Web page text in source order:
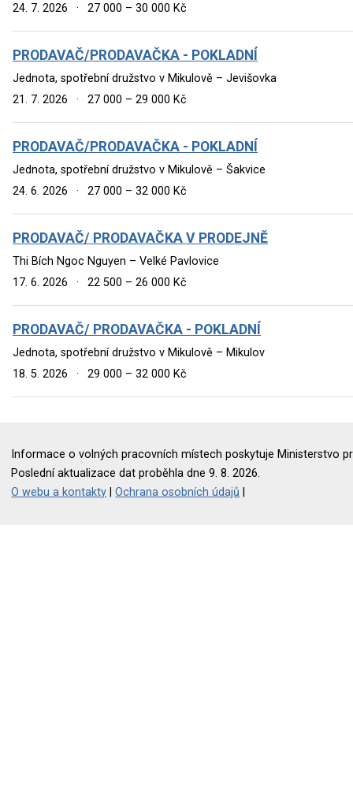
24. 7. 2026
· 27 000 – 30 000 Kč
PRODAVAČ/PRODAVAČKA - POKLADNÍ
Jednota, spotřební družstvo v Mikulově – Jevišovka
21. 7. 2026
· 27 000 – 29 000 Kč
PRODAVAČ/PRODAVAČKA - POKLADNÍ
Jednota, spotřební družstvo v Mikulově – Šakvice
24. 6. 2026
· 27 000 – 32 000 Kč
PRODAVAČ/ PRODAVAČKA V PRODEJNĚ
Thi Bích Ngoc Nguyen – Velké Pavlovice
17. 6. 2026
· 22 500 – 26 000 Kč
PRODAVAČ/ PRODAVAČKA - POKLADNÍ
Jednota, spotřební družstvo v Mikulově – Mikulov
18. 5. 2026
· 29 000 – 32 000 Kč
Informace o volných pracovních místech poskytuje Ministerstvo
Poslední aktualizace dat proběhla dne 9. 8. 2026.
O webu a kontakty |Ochrana osobních údajů